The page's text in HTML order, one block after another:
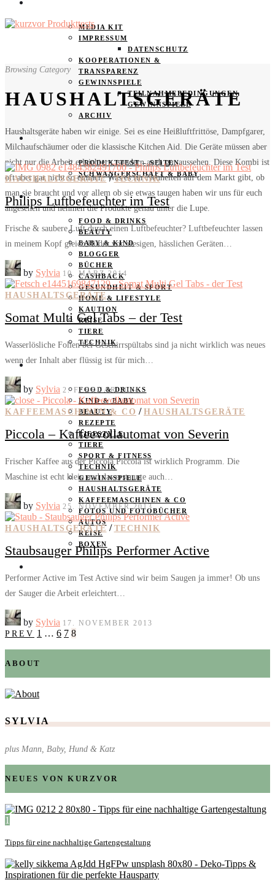
MEDIA KIT
IMPRESSUM
DATENSCHUTZ
KOOPERATIONEN &
TRANSPARENZ
GEWINNSPIELE
TEILNAHMEBEDINGUNGEN
GEWINNSPIELE
ARCHIV
SPAREN
PRODUKTTEST – SEITEN
SCHWANGERSCHAFT & BABY
PRODUKTTESTER GESUCHT
FOOD & DRINKS
BEAUTY
BABY & KIND
BLOGGER
BÜCHER
CASHBACK
GESUNDHEIT & SPORT
HOME & LIFESTYLE
KAUTION
REISE
TIERE
TECHNIK
KATEGORIEN
FOOD & DRINKS
KIND & BABY
BEAUTY
REZEPTE
LIFESTYLE
TIERE
SPORT & FITNESS
TECHNIK
GEWINNSPIELE
HAUSHALTSGERÄTE
KAFFEEMASCHINEN & CO
FOTOS UND FOTOBÜCHER
AUTOS
REISE
BOXEN
Browsing Category
HAUSHALTSGERÄTE
Haushaltsgeräte haben wir einige. Sei es eine Heißluftfrittöse, Dampfgarer,
Milchaufschäumer oder die klassische Kitchen Aid. Die Geräte müssen aber
nicht nur die Arbeit erleichtern, sondern auch gut aussehen. Diese Kombi ist
oft aber gar nicht so einfach. Was es für Neuheiten auf dem Markt gibt, ob
man sie braucht und vor allem ob sie etwas taugen haben wir uns für euch
angesehen und nehmen die Produkte genau unter die Lupe.
HAUSHALTSGERÄTE / TECHNIK
Philips Luftbefeuchter im Test
Frische & saubere Luft durch einen Luftbefeuchter? Luftbefeuchter lassen
in meinem Kopf gleich Bilder von riesigen, hässlichen Geräten…
by Sylvia 10. MÄRZ 2014
HAUSHALTSGERÄTE
Somat Multi Gel Tabs – der Test
Wasserlösliche Folien bei Geschirrspültabs sind ja nicht wirklich was neues
wenn der Inhalt aber flüssig ist für mich…
by Sylvia 2. FEBRUAR 2014
KAFFEEMASCHINEN & CO / HAUSHALTSGERÄTE
Piccola – Kaffeevollautomat von Severin
Frischer Kaffee aus der Piccola Piccola ist wirklich Programm. Die
Maschine ist echt klein und das erstaunte auch…
by Sylvia 25. NOVEMBER 2013
HAUSHALTSGERÄTE / TECHNIK
Staubsauger Philips Performer Active
Performer Active im Test Active sind wir beim Saugen ja immer! Ob uns
der Sauger die Arbeit erleichtert…
by Sylvia 17. NOVEMBER 2013
PREV 1 … 6 7 8
ABOUT
SYLVIA
plus Mann, Baby, Hund & Katz
NEUES VON KURZVOR
1
Tipps für eine nachhaltige Gartengestaltung